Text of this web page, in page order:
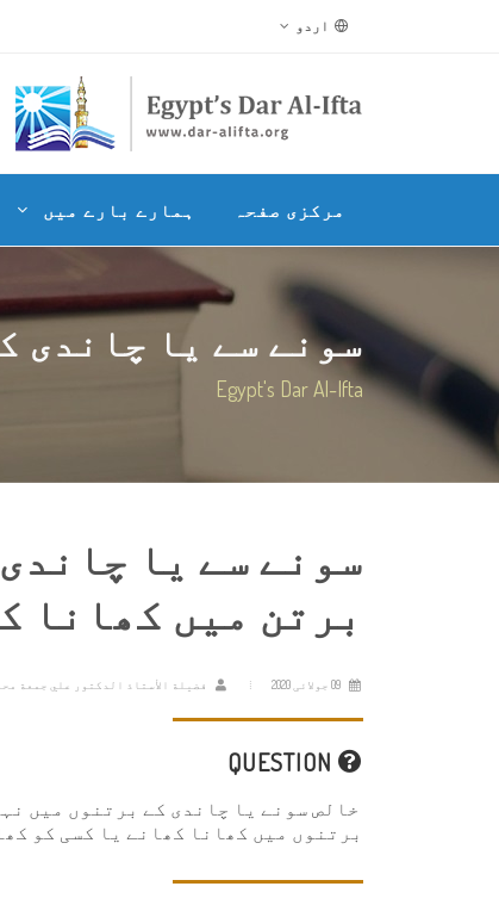
اردو
مرکزی صفحہ ہمارے بارے میں
سونے سے یا چاندی
Egypt's Dar Al-Ifta
سونے سے یا
برتن میں کھانا
فضيلة الأستاذ الدكتور علي جمعة
خالص سونے یا چاندی کے برتنوں میں
برتنوں میں کھانا کھانے یا کسی کو